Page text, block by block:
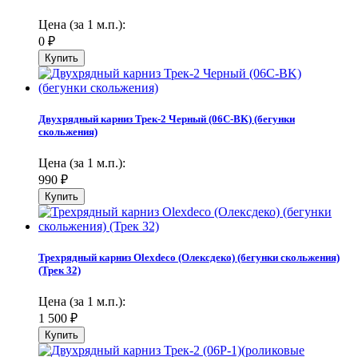
Цена (за 1 м.п.):
0 ₽
Двухрядный карниз Трек-2 Черный (06С-BK) (бегунки
скольжения)
Цена (за 1 м.п.):
990 ₽
Трехрядный карниз Olexdeco (Олексдеко) (бегунки скольжения)
(Трек 32)
Цена (за 1 м.п.):
1 500 ₽